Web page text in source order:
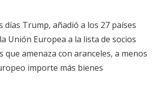
días Trump, añadió a los 27 países
Unión Europea a la lista de socios
que amenaza con aranceles, a menos
importe más bienes